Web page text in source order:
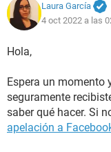
Laura García
4 oct 2022 a las
Hola,
Espera un momento
seguramente
saber qué hacer. Si
apelación a